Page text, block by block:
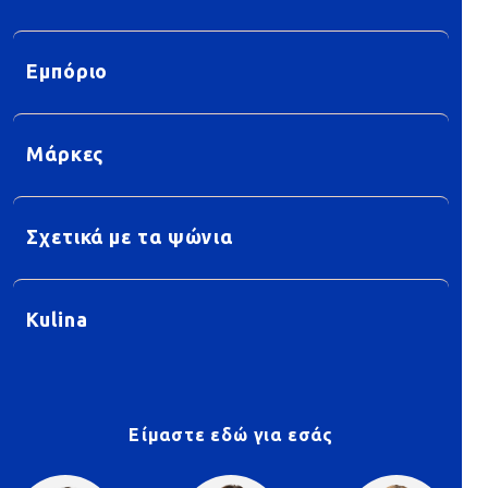
Εμπόριο
Μάρκες
Σχετικά με τα ψώνια
Kulina
Είμαστε εδώ για εσάς